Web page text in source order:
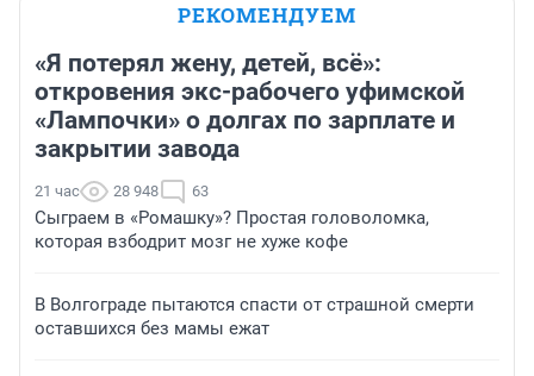
РЕКОМЕНДУЕМ
«Я потерял жену, детей, всё»:
откровения экс-рабочего уфимской
«Лампочки» о долгах по зарплате и
закрытии завода
21 час 28 948 63
Сыграем в «Ромашку»? Простая головоломка,
которая взбодрит мозг не хуже кофе
В Волгограде пытаются спасти от страшной смерти
оставшихся без мамы ежат